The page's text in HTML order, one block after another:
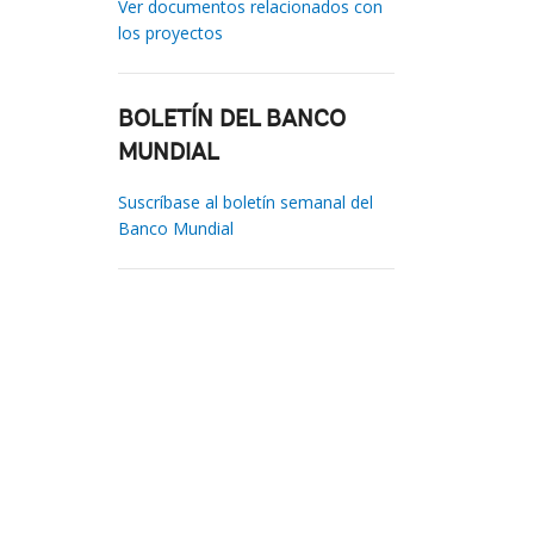
Ver documentos relacionados con
los proyectos
BOLETÍN DEL BANCO
MUNDIAL
Suscríbase al boletín semanal del
Banco Mundial